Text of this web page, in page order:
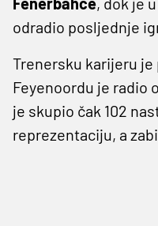
odradio posljednje
Trenersku karijeru je
Feyenoordu je radio
je skupio čak 102
reprezentaciju, a